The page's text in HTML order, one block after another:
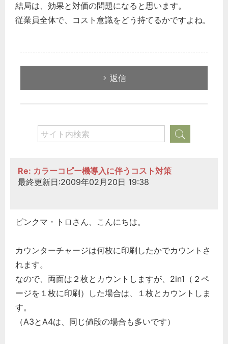
結局は、効果と対価の問題になると思います。
従業員全体で、コスト意識をどう持てるかですよね。
返信
Re: カラーコピー機導入に伴うコスト対策
最終更新日:2009年02月20日 19:38
ピンクマ・トロさん、こんにちは。
カウンターチャージは何枚に印刷したかでカウントさ
れます。
なので、両面は２枚とカウントしますが、2in1（２ペ
ージを１枚に印刷）した場合は、１枚とカウントしま
す。
（A3とA4は、同じ値段の場合も多いです）